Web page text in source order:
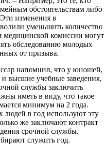
обстоятельствам либо
изменения в
уменьшить количество
медицинской комиссии могут
обследованию молодых
от призыва.
напомнил, что у юношей,
высшие учебные заведения,
службы заключить
иметь в виду, что такое
минимум на 2 года.
людей в год используют эту
же заключают контракт
срочной службы.
служить год.